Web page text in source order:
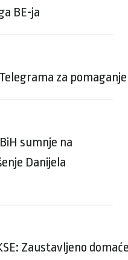
BE-ja
za
sumnje na
Danijela
Zaustavljeno